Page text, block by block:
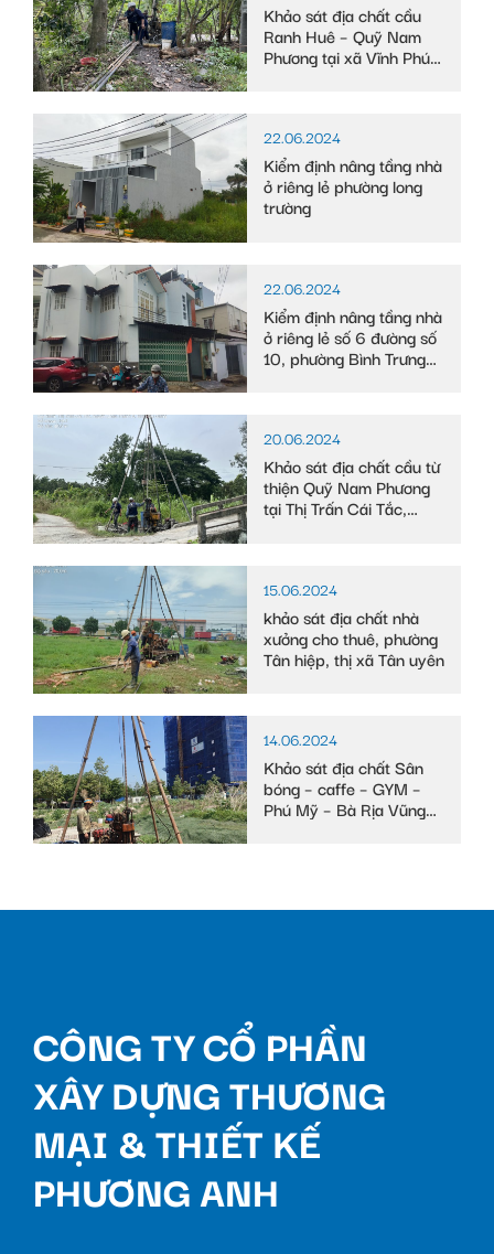
Khảo sát địa chất cầu
Ranh Huê – Quỹ Nam
Phương tại xã Vĩnh Phú
22.06.2024
Kiểm định nâng tầng nhà
ở riêng lẻ phường long
trường
22.06.2024
Kiểm định nâng tầng nhà
ở riêng lẻ số 6 đường số
10, phường Bình Trưng
20.06.2024
Khảo sát địa chất cầu từ
thiện Quỹ Nam Phương
tại Thị Trấn Cái Tắc,
15.06.2024
khảo sát địa chất nhà
xưởng cho thuê, phường
Tân hiệp, thị xã Tân uyên
14.06.2024
Khảo sát địa chất Sân
bóng – caffe – GYM –
Phú Mỹ – Bà Rịa Vũng
CÔNG TY CỔ PHẦN
XÂY DỰNG THƯƠNG
MẠI & THIẾT KẾ
PHƯƠNG ANH